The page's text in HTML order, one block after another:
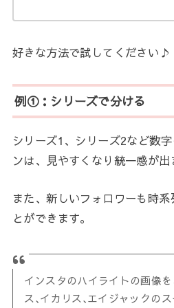
好きな方法で試してください♪
例①：シリーズで分ける
シリーズ1、シリーズ2など数
ンは、見やすくなり統一感が出
また、新しいフォロワーも時
とができます。
インスタのハイライトの画像
ス､イカリス､エイジャックの